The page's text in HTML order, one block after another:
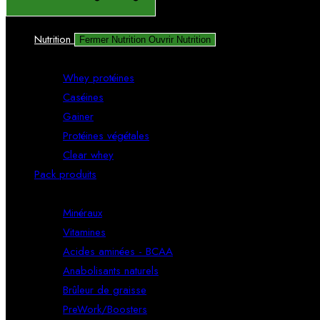
Nutrition Fermer Nutrition Ouvrir Nutrition
Whey protéines
Caséines
Gainer
Protéines végétales
Clear whey
Pack produits
Minéraux
Vitamines
Acides aminées - BCAA
Anabolisants naturels
Brûleur de graisse
PreWork/Boosters